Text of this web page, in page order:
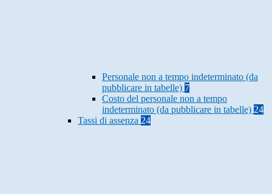
Personale non a tempo indeterminato (da
pubblicare in tabelle) 7
Costo del personale non a tempo
indeterminato (da pubblicare in tabelle) 24
Tassi di assenza 24